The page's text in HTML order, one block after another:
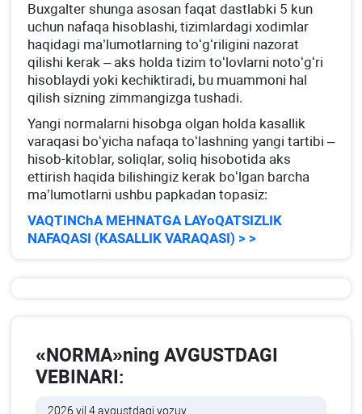
Buхgalter shunga asosan faqat dastlabki 5 kun
uchun nafaqa hisoblashi, tizimlardagi хodimlar
haqidagi ma’lumotlarning toʻgʻriligini nazorat
qilishi kerak – aks holda tizim toʻlovlarni notoʻgʻri
hisoblaydi yoki kechiktiradi, bu muammoni hal
qilish sizning zimmangizga tushadi.
Yangi normalarni hisobga olgan holda kasallik
varaqasi boʻyicha nafaqa toʻlashning yangi tartibi –
hisob-kitoblar, soliqlar, soliq hisobotida aks
ettirish haqida bilishingiz kerak boʻlgan barcha
ma’lumotlarni ushbu papkadan topasiz:
VAQTINChA MEHNATGA LAYoQATSIZLIK
NAFAQASI (KASALLIK VARAQASI) > >
«NORMA»ning AVGUSTDAGI
VEBINARI:
2026 yil 4 avgustdagi yozuv